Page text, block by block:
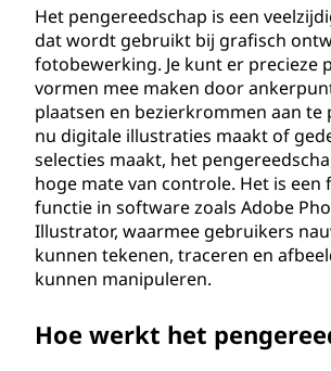
Het pengereedschap is een
dat wordt gebruikt bij grafisch
fotobewerking. Je kunt er precieze
vormen mee maken door
plaatsen en bezierkrommen aan te
nu digitale illustraties maakt of
selecties maakt, het
hoge mate van controle. Het is een
functie in software zoals Adobe
Illustrator, waarmee gebruikers
kunnen tekenen, traceren en
kunnen manipuleren.
Hoe werkt het